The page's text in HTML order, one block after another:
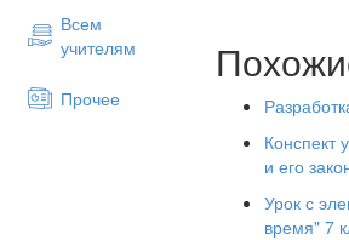
Всем
учителям
Прочее
Схема: сферы
Конспект
и его
Урок с
время" 7